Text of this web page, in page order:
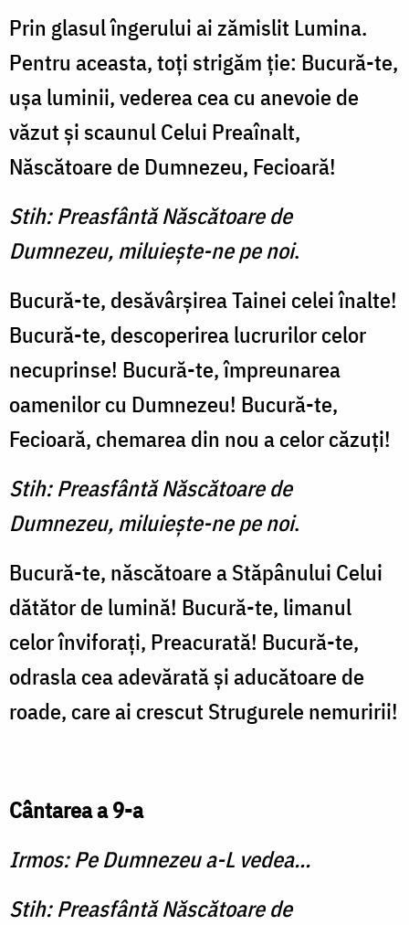
Prin glasul îngerului ai zămislit Lumina.
Pentru aceasta, toţi strigăm ţie: Bucură-te,
uşa luminii, vederea cea cu anevoie de
văzut şi scaunul Celui Preaînalt,
Născătoare de Dum­nezeu, Fecioară!
Stih: Preasfântă Născătoare de
Dumnezeu, miluieşte-ne pe noi.
Bucură-te, desăvârşirea Tai­nei celei înalte!
Bucură-te, des­coperirea lucrurilor celor
necu­prinse! Bucură-te, împreunarea
oamenilor cu Dumnezeu! Bu­cură-te,
Fecioară, chemarea din nou a celor căzuţi!
Stih: Preasfântă Născătoare de
Dumnezeu, miluieşte-ne pe noi.
Bucură-te, născătoare a Stă­pânului Celui
dătător de lumi­nă! Bucură-te, limanul
celor înviforaţi, Preacurată! Bucură-te,
odrasla cea adevărată şi aducă­toare de
roade, care ai crescut Strugurele nemuririi!
Cântarea a 9-a
Irmos: Pe Dumnezeu a-L vedea...
Stih: Preasfântă Născătoare de